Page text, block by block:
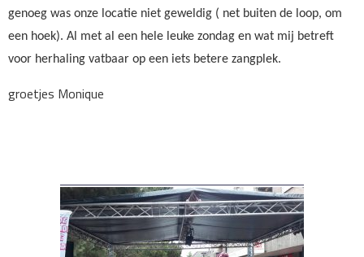
genoeg was onze locatie niet geweldig ( net buiten de loop, om
een hoek). Al met al een hele leuke zondag en wat mij betreft
voor herhaling vatbaar op een iets betere zangplek.
groetjes Monique